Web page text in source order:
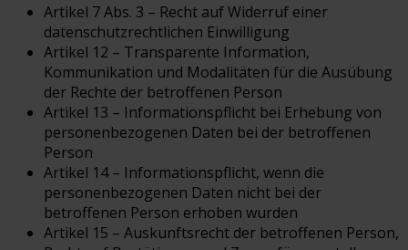
Artikel 7 Abs. 3 – Recht auf Widerruf einer
datenschutzrechtlichen Einwilligung
Artikel 12 – Transparente Information,
Kommunikation und Modalitäten für die Ausübung
der Rechte der betroffenen Person
Artikel 13 – Informationspflicht bei Erhebung von
personenbezogenen Daten bei der betroffenen
Person
Artikel 14 – Informationspflicht, wenn die
personenbezogenen Daten nicht bei der
betroffenen Person erhoben wurden
Artikel 15 – Auskunftsrecht der betroffenen Person,